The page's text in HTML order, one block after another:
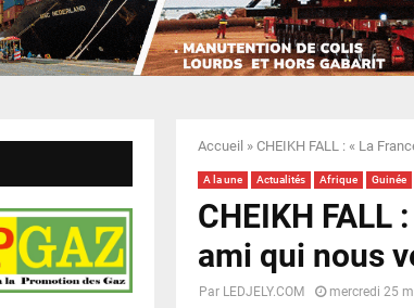
Accueil » CHEIKH FALL : « La
A la une Actualités Afrique Guinée
CHEIKH FALL
ami qui nous
Par LEDJELY.COM mercredi 25